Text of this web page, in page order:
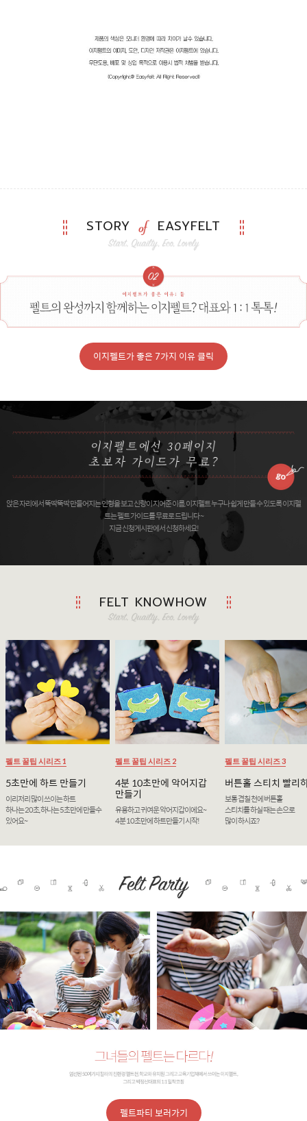
STORY EASYFELT
이지펠트가 좋은 7가지 이유 클릭
앉은 자리에서 뚝딱뚝딱 만들어지는 인형을 보고 신랑이 지어준 이름, 이지펠트 누구나 쉽게 만들 수 있도록 이지펠
트는 펠트 가이드를 무료로 드립니다 ~
지금 신청게시판에서 신청하세요!
FELT KNOWHOW
펠트 꿀팁 시리즈 1
5초만에 하트 만들기
이리저리 많이 쓰이는 하트
하나는 20초, 하나는 5초만에 만들수
있어요~
펠트 꿀팁 시리즈 2
4분 10초만에 악어지갑
만들기
유용하고 귀여운 악어지갑이에요~
4분 10초만에 하트만들기 시작!
펠트 꿀팁 시리즈 3
버튼홀 스티치 빨리
보통 겹칠 천에 버튼홀
스티치를 하실 때는 손으로
많이 하시죠?
펠트파티 보러가기